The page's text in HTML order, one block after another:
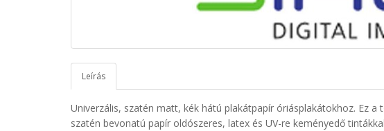
Leírás
Univerzális, szatén matt, kék hátú plakátpapír óriásplakátokhoz. Ez
szatén bevonatú papír oldószeres, latex és UV-re keményedő